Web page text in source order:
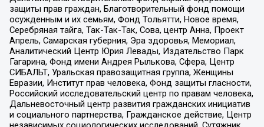
защиты прав граждан, Благотворительный фонд помощи
осужденным и их семьям, Фонд Тольятти, Новое время,
Серебряная тайга, Так-Так-Так, Сова, центр Анна, Проект
Апрель, Самарская губерния, Эра здоровья, Мемориал,
Аналитический Центр Юрия Левады, Издательство Парк
Гагарина, Фонд имени Андрея Рылькова, Сфера, Центр
СИБАЛЬТ, Уральская правозащитная группа, Женщины
Евразии, Институт прав человека, Фонд защиты гласности,
Российский исследовательский центр по правам человека,
Дальневосточный центр развития гражданских инициатив
и социального партнерства, Гражданское действие, Центр